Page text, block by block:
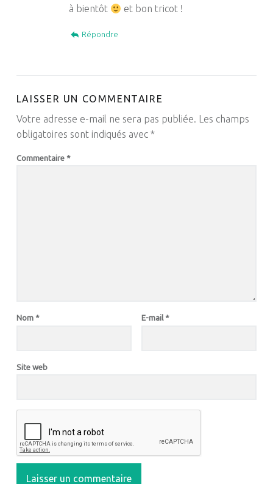
à bientôt
et bon tricot !
Répondre
LAISSER UN COMMENTAIRE
Votre adresse e-mail ne sera pas publiée. Les champs
obligatoires sont indiqués avec *
Commentaire *
Nom * E-mail *
Site web